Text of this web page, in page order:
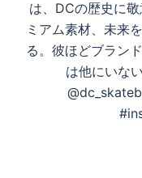
は、DCの歴史に
ミアム素材、未来
る。彼ほどブラン
は他にいな